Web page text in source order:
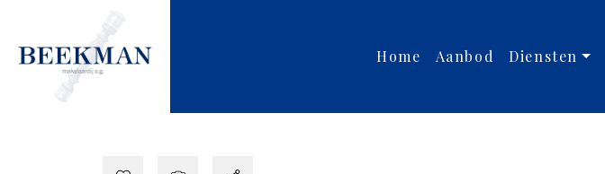
Home Aanbod Diensten